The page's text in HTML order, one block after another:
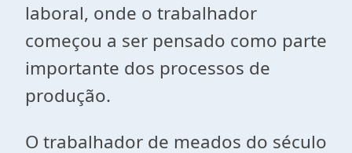
laboral, onde o trabalhador
começou a ser pensado como parte
importante dos processos de
produção.
O trabalhador de meados do século